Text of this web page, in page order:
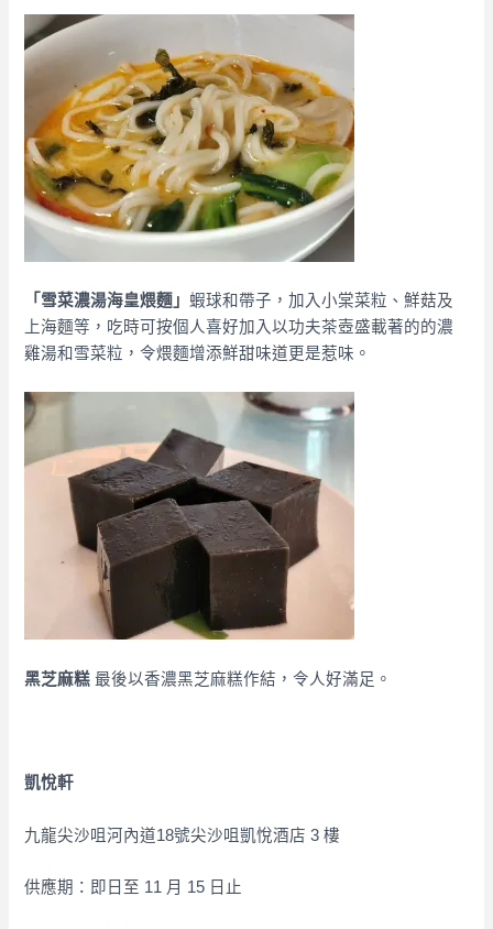
「雪菜濃湯海皇煨麵」 蝦球和帶子，加入小棠菜粒、鮮菇及
上海麵等，吃時可按個人喜好加入以功夫茶壺盛載著的的濃
雞湯和雪菜粒，令煨麵增添鮮甜味道更是惹味。
黑芝麻糕最後以香濃黑芝麻糕作結，令人好滿足。
凱悅軒
九龍尖沙咀河內道18號尖沙咀凱悅酒店 3 樓
供應期：即日至 11 月 15 日止